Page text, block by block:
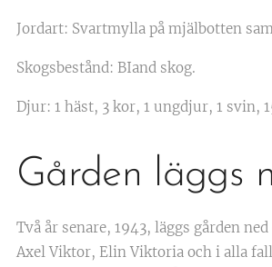
Jordart: Svartmylla på mjälbotten
Skogsbestånd: BIand skog.
Djur: 1 häst, 3 kor, 1 ungdjur, 1 svin,
Gården läggs
Två år senare, 1943, läggs gården
Axel Viktor, Elin Viktoria och i alla